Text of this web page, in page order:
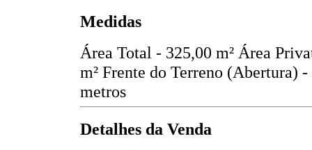
Medidas
Área Total - 325,00 m² Área
m² Frente do Terreno (Abertura)
metros
Detalhes da Venda